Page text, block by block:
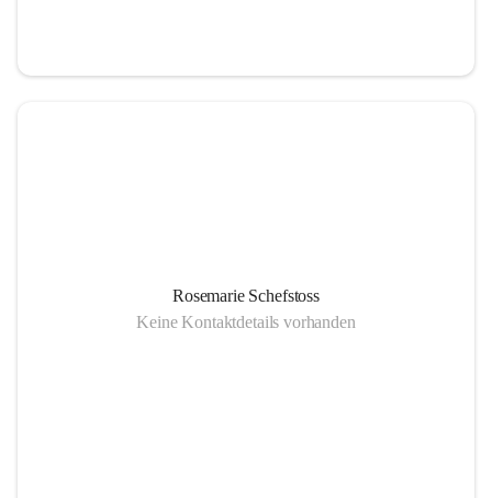
Rosemarie Schefstoss
Keine Kontaktdetails vorhanden